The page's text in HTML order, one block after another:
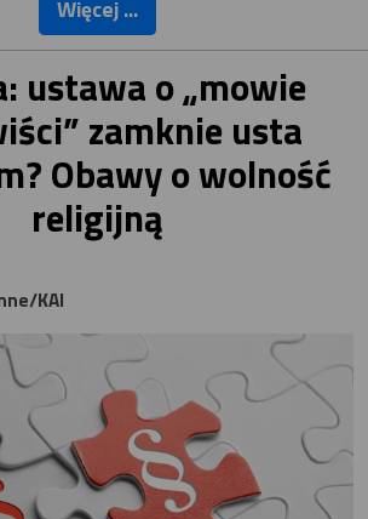
Więcej ...
ustawa o „mowie
zamknie usta
Obawy o wolność
religijną
KAI